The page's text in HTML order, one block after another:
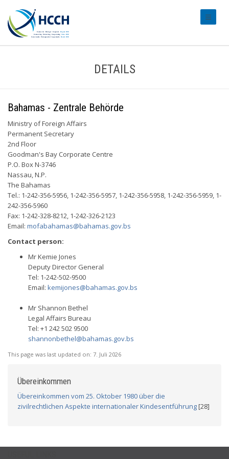
DETAILS
Bahamas - Zentrale Behörde
Ministry of Foreign Affairs
Permanent Secretary
2nd Floor
Goodman's Bay Corporate Centre
P.O. Box N-3746
Nassau, N.P.
The Bahamas
Tel.: 1-242-356-5956, 1-242-356-5957, 1-242-356-5958, 1-242-356-5959, 1-
242-356-5960
Fax: 1-242-328-8212, 1-242-326-2123
Email: mofabahamas@bahamas.gov.bs
Contact person:
Mr Kemie Jones
Deputy Director General
Tel: 1-242-502-9500
Email: kemijones@bahamas.gov.bs
Mr Shannon Bethel
Legal Affairs Bureau
Tel: +1 242 502 9500
shannonbethel@bahamas.gov.bs
This page was last updated on: 7. Juli 2026
Übereinkommen
Übereinkommen vom 25. Oktober 1980 über die
zivilrechtlichen Aspekte internationaler Kindesentführung[28]